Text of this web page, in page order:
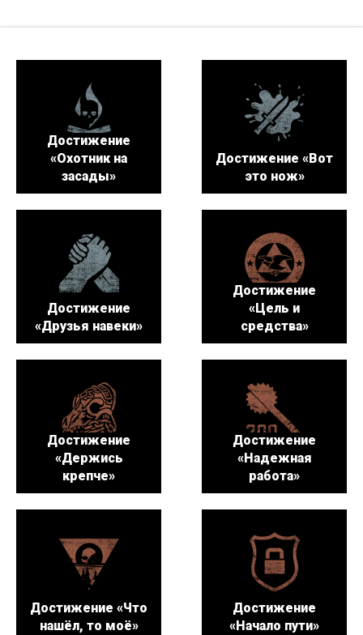
Достижение
«Охотник на
засады»
Достижение «Вот
это нож»
Достижение
«Друзья навеки»
Достижение
«Цель и
средства»
Достижение
«Держись
крепче»
Достижение
«Надежная
работа»
Достижение «Что
нашёл, то моё»
Достижение
«Начало пути»